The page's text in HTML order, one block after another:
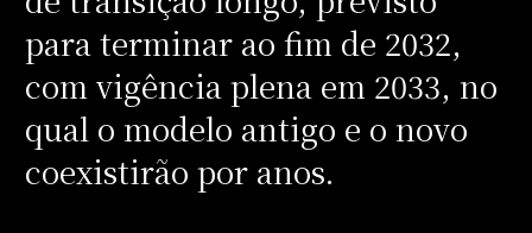
para terminar ao fim de 2032,
com vigência plena em 2033, no
qual o modelo antigo e o novo
coexistirão por anos.